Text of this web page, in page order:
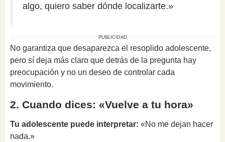
algo, quiero saber dónde localizarte.»
PUBLICIDAD
No garantiza que desaparezca el resoplido adolescente,
pero sí deja más claro que detrás de la pregunta hay
preocupación y no un deseo de controlar cada
movimiento.
2. Cuando dices: «Vuelve a tu hora»
Tu adolescente puede interpretar: «No me dejan hacer
nada.»